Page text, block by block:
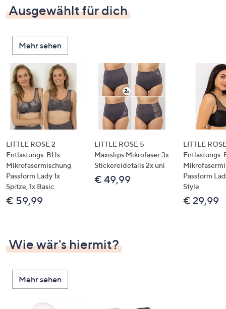
Ausgewählt für dich
Mehr sehen
LITTLE ROSE 2
Entlastungs-BHs
Mikrofasermischung
Passform Lady 1x
Spitze, 1x Basic
€ 59,99
LITTLE ROSE 5
Maxislips Mikrofaser 3x
Stickereidetails 2x uni
€ 49,99
LITTLE
Entlastungs-
Passform
Style
€ 29,99
Wie wär's hiermit?
Mehr sehen